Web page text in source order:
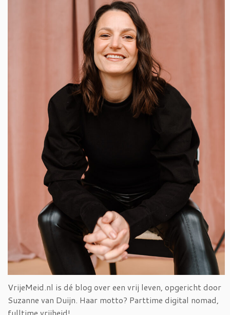
VrijeMeid.nl is dé blog over een vrij leven, opgericht door
Suzanne van Duijn. Haar motto? Parttime digital nomad,